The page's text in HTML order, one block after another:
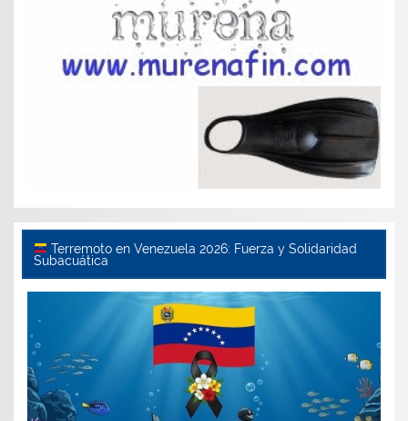
Terremoto en Venezuela 2026: Fuerza y Solidaridad
Subacuática